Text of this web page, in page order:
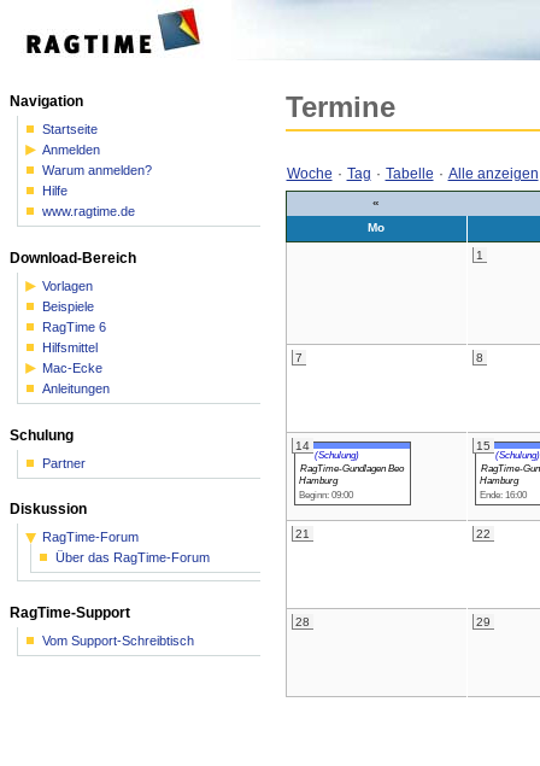
Termine
Woche · Tag · Tabelle · Alle anzeigen
«
Mo
1
7 8
14
(Schulung)
RagTime-Gundlagen Beo
Hamburg
Beginn: 09:00
15
(Schulung)
RagTime-
Hamburg
Ende: 16:00
21 22
28 29
Navigation
Startseite
Anmelden
Warum anmelden?
Hilfe
www.ragtime.de
Download-Bereich
Vorlagen
Beispiele
RagTime 6
Hilfsmittel
Mac-Ecke
Anleitungen
Schulung
Partner
Diskussion
RagTime-Forum
Über das RagTime-Forum
RagTime-Support
Vom Support-Schreibtisch